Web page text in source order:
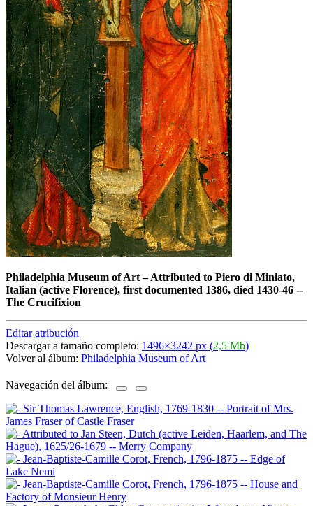
Philadelphia Museum of Art–Attributed to Piero di Miniato,
Italian (active Florence), first documented 1386, died 1430-46 --
The Crucifixion
Editar atribución
Descargar a tamaño completo: 1496×3242 px (2,5 Mb)
Volver al álbum: Philadelphia Museum of Art
Navegación del álbum: